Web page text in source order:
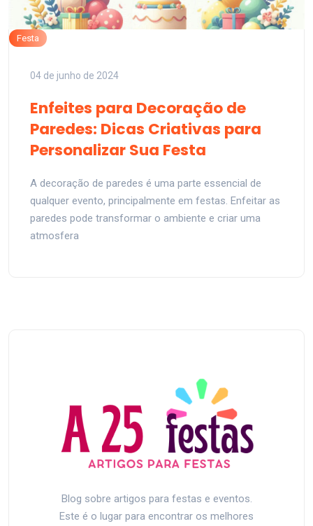
Festa
04 de junho de 2024
Enfeites para Decoração de
Paredes: Dicas Criativas para
Personalizar Sua Festa
A decoração de paredes é uma parte essencial de
qualquer evento, principalmente em festas. Enfeitar as
paredes pode transformar o ambiente e criar uma
atmosfera
Blog sobre artigos para festas e eventos.
Este é o lugar para encontrar os melhores